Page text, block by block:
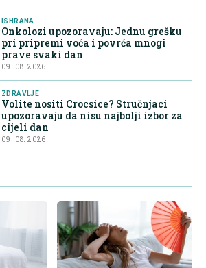
ISHRANA
Onkolozi upozoravaju: Jednu grešku
pri pripremi voća i povrća mnogi
prave svaki dan
09. 08. 2026.
ZDRAVLJE
Volite nositi Crocsice? Stručnjaci
upozoravaju da nisu najbolji izbor za
cijeli dan
09. 08. 2026.